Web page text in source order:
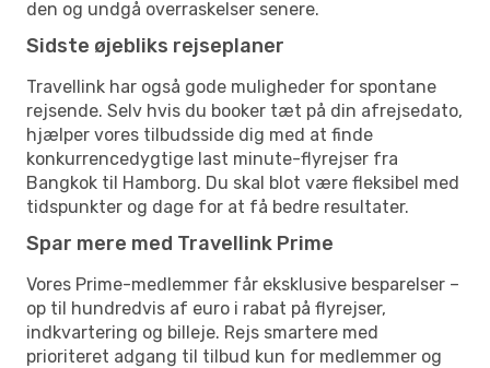
den og undgå overraskelser senere.
Sidste øjebliks rejseplaner
Travellink har også gode muligheder for spontane
rejsende. Selv hvis du booker tæt på din afrejsedato,
hjælper vores tilbudsside dig med at finde
konkurrencedygtige last minute-flyrejser fra
Bangkok til Hamborg. Du skal blot være fleksibel med
tidspunkter og dage for at få bedre resultater.
Spar mere med Travellink Prime
Vores Prime-medlemmer får eksklusive besparelser –
op til hundredvis af euro i rabat på flyrejser,
indkvartering og billeje. Rejs smartere med
prioriteret adgang til tilbud kun for medlemmer og